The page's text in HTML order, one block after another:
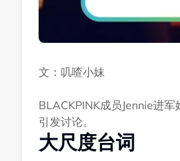
文：叽喳小妹
BLACKPINK成员Jennie进
引发讨论。
大尺度台词